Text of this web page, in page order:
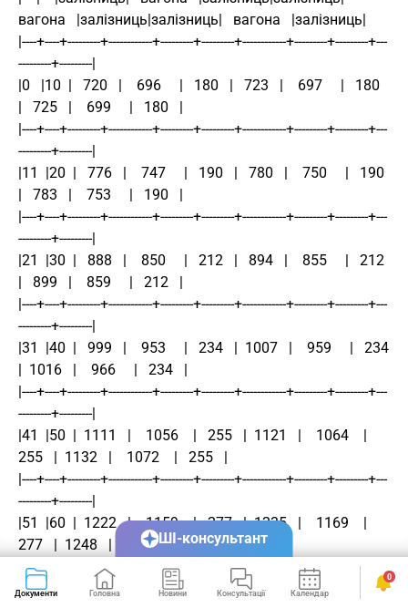
вагона   |залізниць|залізниць|   вагона   |залізниць|
|----+----+---------+------------+---------+---------+------------+---------+---------+---
---------+---------|
|0   |10  |   720   |    696     |   180   |   723   |    697     |   180
|   725   |    699     |   180   |
|----+----+---------+------------+---------+---------+------------+---------+---------+---
---------+---------|
|11  |20  |   776   |    747     |   190   |   780   |    750     |   190
|   783   |    753     |   190   |
|----+----+---------+------------+---------+---------+------------+---------+---------+---
---------+---------|
|21  |30  |   888   |    850     |   212   |   894   |    855     |   212
|   899   |    859     |   212   |
|----+----+---------+------------+---------+---------+------------+---------+---------+---
---------+---------|
|31  |40  |   999   |    953     |   234   |  1007   |    959     |   234
|  1016   |    966     |   234   |
|----+----+---------+------------+---------+---------+------------+---------+---------+---
---------+---------|
|41  |50  |  1111   |    1056    |   255   |  1121   |    1064    |
255   |  1132   |    1072    |   255   |
|----+----+---------+------------+---------+---------+------------+---------+---------+---
---------+---------|
|51  |60  |  1222   |    1159    |   277   |  1235   |    1169    |
277   |  1248   |    1179    |   277   |
|----+----+---------+------------+---------+---------+------------+---------+---------+---
---------+---------|
Документи Головна Новини Консультації Календар Сервіси
0
ШІ-консультант